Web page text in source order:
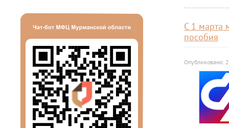
С 1 марта
пособия
Опубликовано: